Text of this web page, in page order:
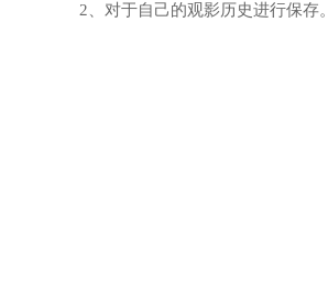
2、对于自己的观影历史进行保存。